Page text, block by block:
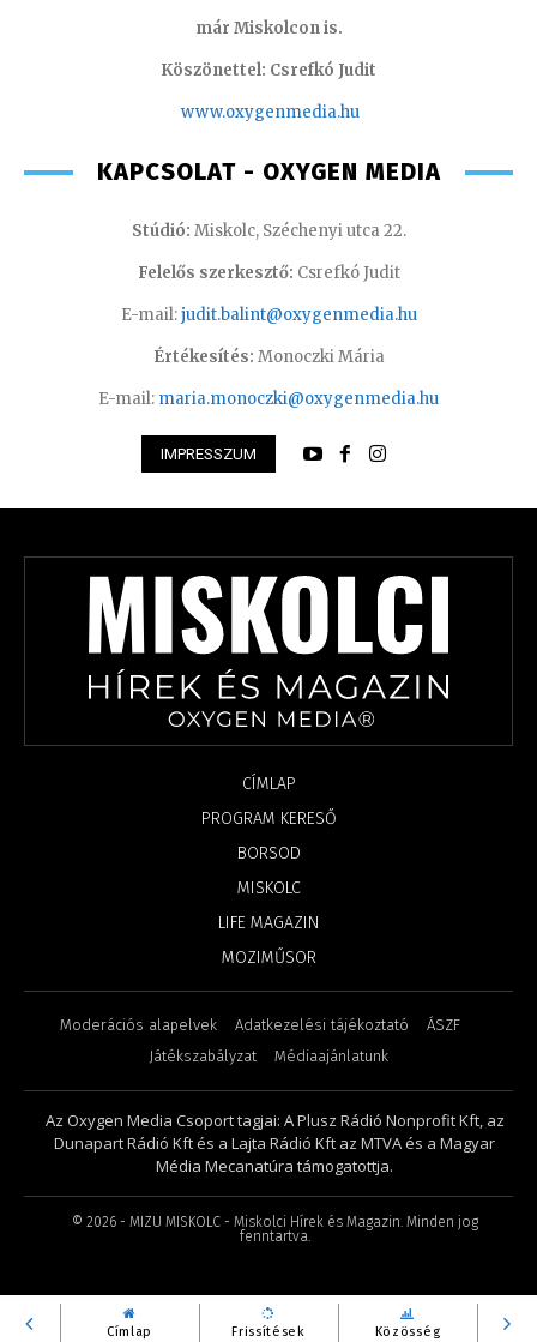
Címlap Frissítések Közösség
már Miskolcon is.
Köszönettel: Csrefkó Judit
www.oxygenmedia.hu
KAPCSOLAT - OXYGEN MEDIA
Stúdió: Miskolc, Széchenyi utca 22.
Felelős szerkesztő: Csrefkó Judit
E-mail:judit.balint@oxygenmedia.hu
Értékesítés: Monoczki Mária
E-mail: maria.monoczki@oxygenmedia.hu
IMPRESSZUM
CÍMLAP
PROGRAM KERESŐ
BORSOD
MISKOLC
LIFE MAGAZIN
MOZIMŰSOR
Moderációs alapelvek Adatkezelési tájékoztató
ÁSZF
Játékszabályzat
Médiaajánlatunk
Az Oxygen Media Csoport tagjai: A Plusz Rádió Nonprofit Kft, az
Dunapart Rádió Kft és a Lajta Rádió Kft az MTVA és a Magyar
Média Mecanatúra támogatottja.
© 2026- MIZU MISKOLC - Miskolci Hírek és Magazin. Minden jog
fenntartva.